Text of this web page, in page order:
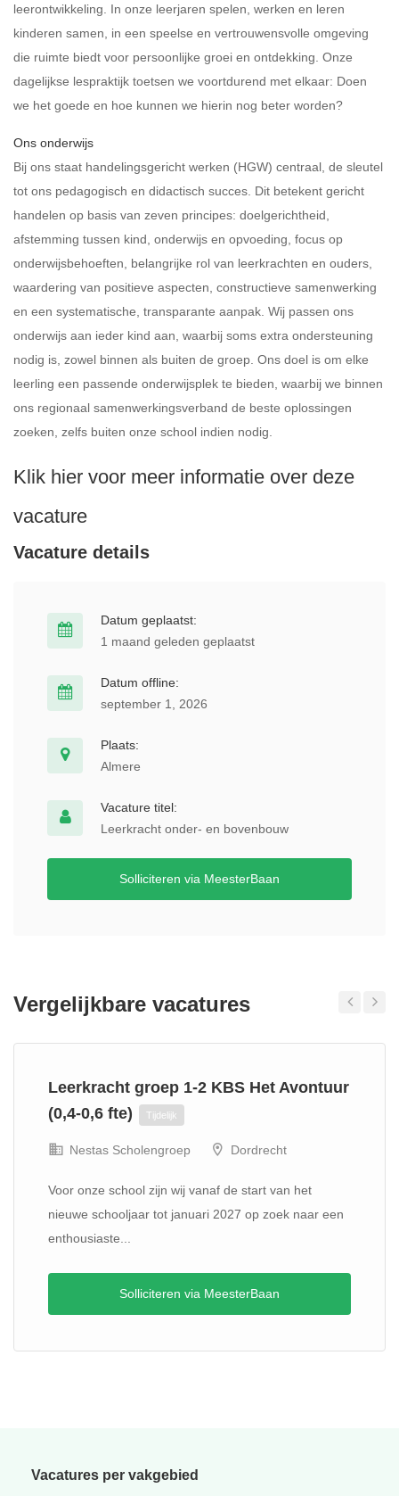
leerontwikkeling. In onze leerjaren spelen, werken en leren
kinderen samen, in een speelse en vertrouwensvolle omgeving
die ruimte biedt voor persoonlijke groei en ontdekking. Onze
dagelijkse lespraktijk toetsen we voortdurend met elkaar: Doen
we het goede en hoe kunnen we hierin nog beter worden?
Ons onderwijs
Bij ons staat handelingsgericht werken (HGW) centraal, de sleutel
tot ons pedagogisch en didactisch succes. Dit betekent gericht
handelen op basis van zeven principes: doelgerichtheid,
afstemming tussen kind, onderwijs en opvoeding, focus op
onderwijsbehoeften, belangrijke rol van leerkrachten en ouders,
waardering van positieve aspecten, constructieve samenwerking
en een systematische, transparante aanpak. Wij passen ons
onderwijs aan ieder kind aan, waarbij soms extra ondersteuning
nodig is, zowel binnen als buiten de groep. Ons doel is om elke
leerling een passende onderwijsplek te bieden, waarbij we binnen
ons regionaal samenwerkingsverband de beste oplossingen
zoeken, zelfs buiten onze school indien nodig.
Klik hier voor meer informatie over deze
vacature
Vacature details
Datum geplaatst:
1 maand geleden geplaatst
Datum offline:
september 1, 2026
Plaats:
Almere
Vacature titel:
Leerkracht onder- en bovenbouw
Solliciteren via MeesterBaan
Vergelijkbare vacatures
Leerkracht groep 1-2 KBS Het Avontuur
(0,4-0,6 fte)
Tijdelijk
Nestas Scholengroep Dordrecht
Voor onze school zijn wij vanaf de start van het
nieuwe schooljaar tot januari 2027 op zoek naar een
enthousiaste...
Solliciteren via MeesterBaan
Vacatures per vakgebied